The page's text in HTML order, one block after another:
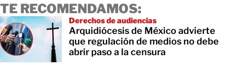
TE RECOMENDAMOS:
Derechos de audiencias
Arquidiócesis de México advierte
que regulación de medios no debe
abrir paso a la censura